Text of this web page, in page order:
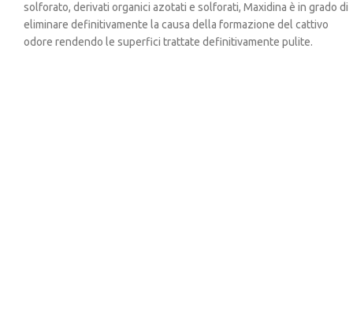
solforato, derivati organici azotati e solforati, Maxidina è in grado di
eliminare definitivamente la causa della formazione del cattivo
odore rendendo le superfici trattate definitivamente pulite.